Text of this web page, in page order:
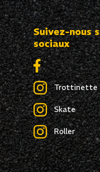
Suivez-nous
sociaux
Trottinette
Skate
Roller